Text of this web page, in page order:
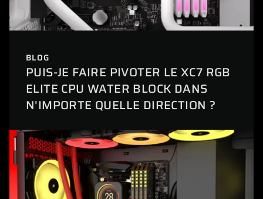
BLOG
PUIS-JE FAIRE PIVOTER LE XC7 RGB
ELITE CPU WATER BLOCK DANS
N'IMPORTE QUELLE DIRECTION ?